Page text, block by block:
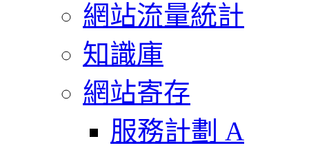
網站流量統計
知識庫
網站寄存
服務計劃 A